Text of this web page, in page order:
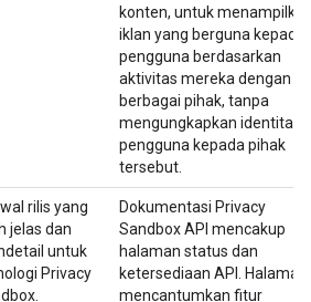
konten, untuk
iklan yang berguna kepada
pengguna berdasarkan
aktivitas mereka dengan
berbagai pihak, tanpa
mengungkapkan identitas
pengguna kepada pihak
tersebut.
rilis yang
jelas dan
untuk
Privacy
Dokumentasi Privacy
Sandbox API mencakup
halaman status dan
ketersediaan API. Halaman
mencantumkan fitur